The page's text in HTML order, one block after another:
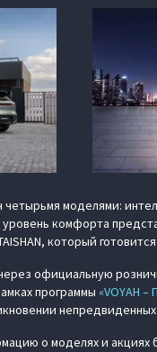
моделями:
комфорта
, который
официальную
программы «VOYAH
о моделях и акциях